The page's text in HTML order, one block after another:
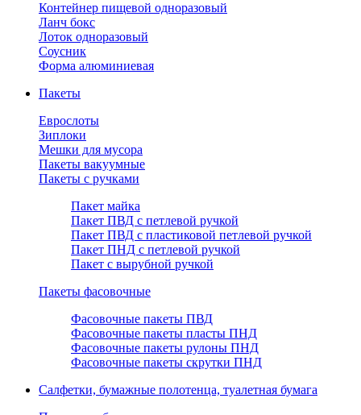
Контейнер пищевой одноразовый
Ланч бокс
Лоток одноразовый
Соусник
Форма алюминиевая
Пакеты
Еврослоты
Зиплоки
Мешки для мусора
Пакеты вакуумные
Пакеты с ручками
Пакет майка
Пакет ПВД с петлевой ручкой
Пакет ПВД с пластиковой петлевой ручкой
Пакет ПНД с петлевой ручкой
Пакет с вырубной ручкой
Пакеты фасовочные
Фасовочные пакеты ПВД
Фасовочные пакеты пласты ПНД
Фасовочные пакеты рулоны ПНД
Фасовочные пакеты скрутки ПНД
Салфетки, бумажные полотенца, туалетная бумага